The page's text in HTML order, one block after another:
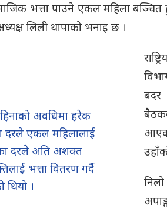
भत्ता पाउने एकल महिला
लिली थापाको भनाइ छ ।
अवधिमा हरेक
दरले एकल महिलालाई
दरले अति अशक्त
भत्ता वितरण गर्दै
।
बदर